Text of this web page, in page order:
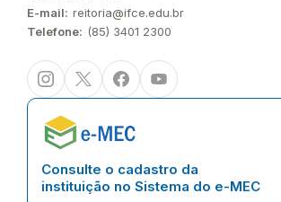
E-mail: reitoria@ifce.edu.br
Telefone: (85) 3401 2300
InstagramTwitter/XFacebookYoutube
Consulte o cadastro da
instituição no Sistema do e-MEC